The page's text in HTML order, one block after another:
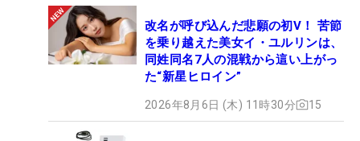
改名が呼び込んだ悲願の初V！ 苦節
を乗り越えた美女イ・ユルリンは、
同姓同名7人の混戦から這い上がっ
た“新星ヒロイン”
2026年8月6日 (木) 11時30分 15